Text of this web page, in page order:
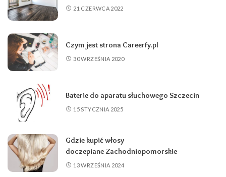
21 CZERWCA 2022
Czym jest strona Careerfy.pl
30 WRZEŚNIA 2020
Baterie do aparatu słuchowego Szczecin
15 STYCZNIA 2025
Gdzie kupić włosy
doczepiane Zachodniopomorskie
13 WRZEŚNIA 2024